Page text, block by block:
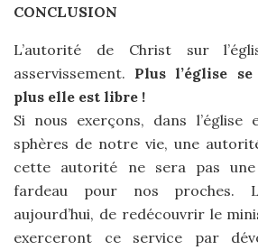
CONCLUSION
L’autorité de Christ sur
asservissement. Plus l’église
plus elle est libre !
Si nous exerçons, dans l’église
sphères de notre vie, une
cette autorité ne sera pas
fardeau pour nos proches.
aujourd’hui, de redécouvrir le
exerceront ce service par